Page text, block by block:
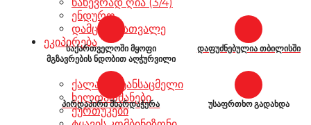
ენდურო
დამცავი სათვალე
ეკიპირება
ქალაქის ტანსაცმელი
ხელთათმანები
ქურთუკები
საქართველოში მყოფი
მგზავრების ნდობით აღჭურვილი
დაფუძნებულია თბილისში
პირდაპირი მხარდაჭერა უსაფრთხო გადახდა